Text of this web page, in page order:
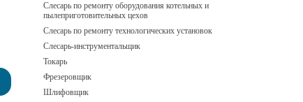
Слесарь по ремонту оборудования котельных и
пылеприготовительных цехов
Слесарь по ремонту технологических установок
Слесарь-инструментальщик
Токарь
Фрезеровщик
Шлифовщик